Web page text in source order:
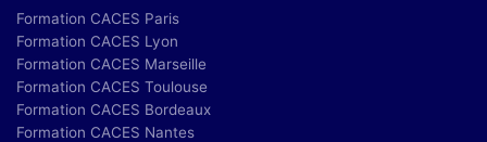
Formation CACES Paris
Formation CACES Lyon
Formation CACES Marseille
Formation CACES Toulouse
Formation CACES Bordeaux
Formation CACES Nantes